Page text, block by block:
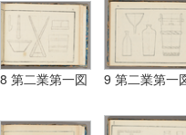
8 第二業第一図 9 第二業第一